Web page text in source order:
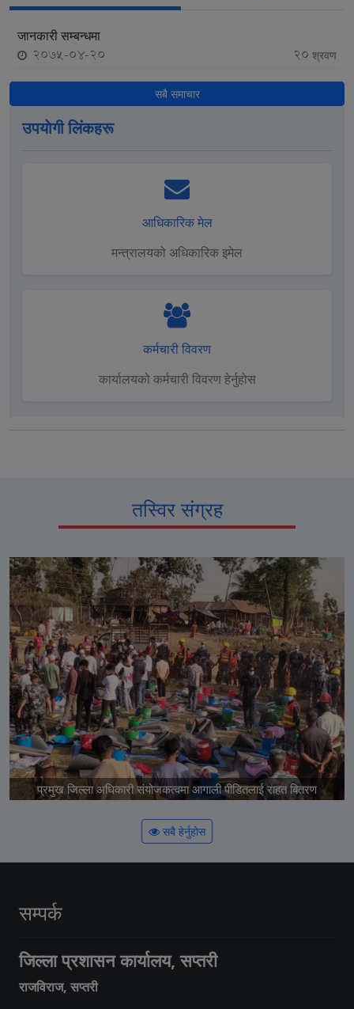
जानकारी सम्बन्धमा
2075-04-20 20 श्रवण
सबै समाचार
उपयाेगी लिंकहरू
आधिकारिक मेल
मन्त्रालयको अधिकारिक इमेल
कर्मचारी विवरण
कार्यालयको कर्मचारी विवरण हेर्नुहोस
तस्विर संग्रह
प्रमुख जिल्ला अधिकारी संयोजकत्वमा आगाली पीडितलाई राहत बितरण
सबै हेर्नुहोस
सम्पर्क
जिल्ला प्रशासन कार्यालय, सप्तरी
राजविराज, सप्तरी